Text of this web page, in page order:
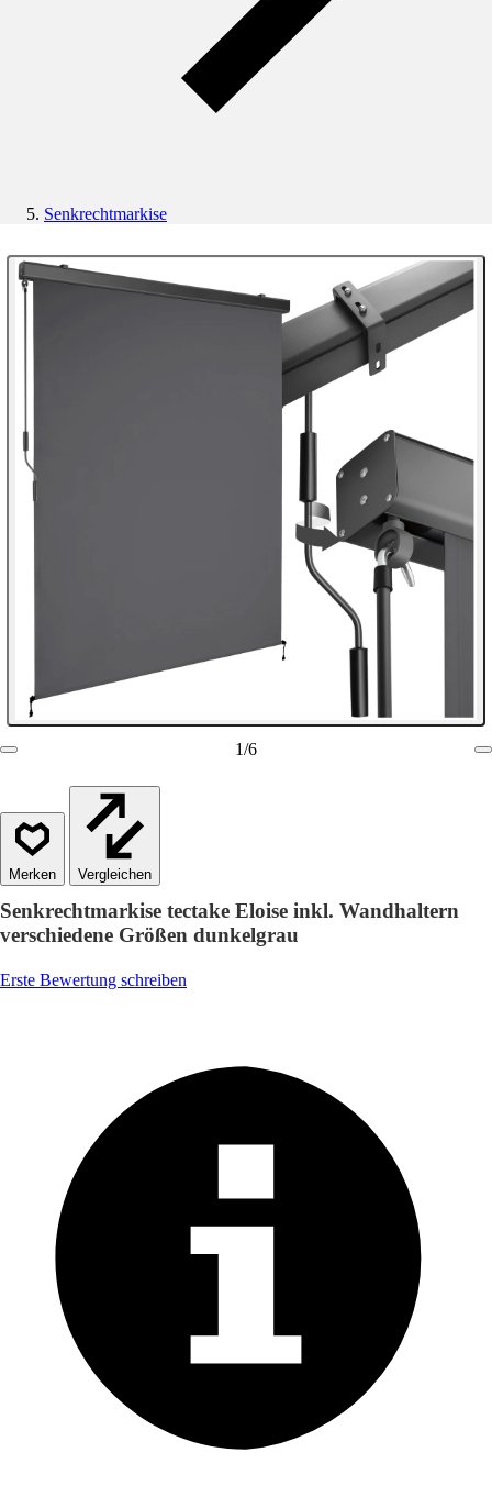
Senkrechtmarkise
1/6
Vergleichen
Senkrechtmarkise tectake Eloise inkl. Wandhaltern
verschiedene Größen dunkelgrau
Erste Bewertung schreiben